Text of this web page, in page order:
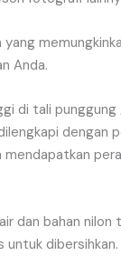
yang
Anda.
di tali punggung
dengan
mendapatkan
air dan bahan nilon
untuk dibersihkan.